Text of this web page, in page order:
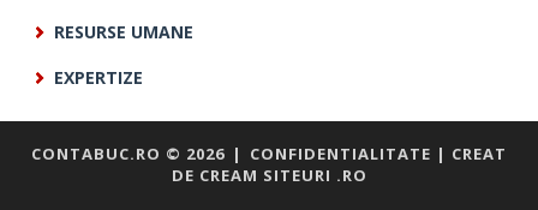
RESURSE UMANE
EXPERTIZE
CONTABUC.RO © 2026 | CONFIDENTIALITATE | CREAT
DE CREAM SITEURI .RO